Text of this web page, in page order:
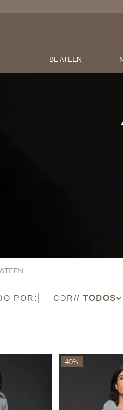
BE ATEEN
ATEEN
POR: COR
CINZA
CRU
40%